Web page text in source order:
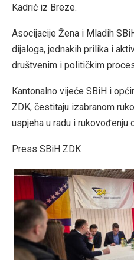
Kadrić iz Breze.
Asocijacije Žena i Mladih
dijaloga, jednakih prilika i
društvenim i političkim
Kantonalno vijeće SBiH i
ZDK, čestitaju izabranom
uspjeha u radu i rukovođenju
Press SBiH ZDK